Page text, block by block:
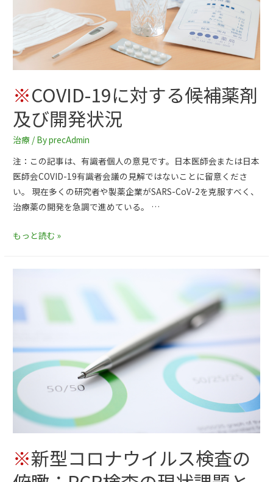
※COVID-19に対する候補薬剤
及び開発状況
治療 / ByprecAdmin
注：この記事は、有識者個人の意見です。日本医師会または日本
医師会COVID-19有識者会議の見解ではないことに留意くださ
い。 現在多くの研究者や製薬企業がSARS-CoV-2を克服すべく、
治療薬の開発を急調で進めている。 …
もっと読む »
※新型コロナウイルス検査の